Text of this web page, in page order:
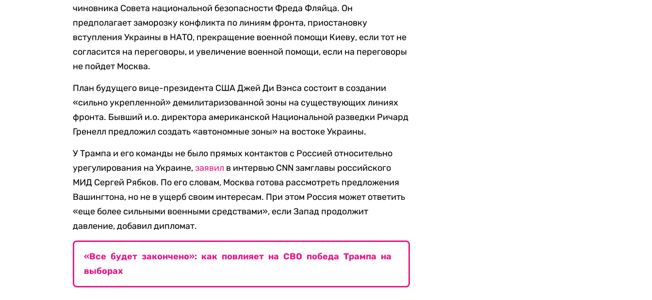
чиновника Совета национальной безопасности Фреда Фляйца. Он
предполагает заморозку конфликта по линиям фронта, приостановку
вступления Украины в НАТО, прекращение военной помощи Киеву, если тот не
согласится на переговоры, и увеличение военной помощи, если на переговоры
не пойдет Москва.
План будущего вице-президента США Джей Ди Вэнса состоит в создании
«сильно укрепленной» демилитаризованной зоны на существующих линиях
фронта. Бывший и.о. директора американской Национальной разведки Ричард
Гренелл предложил создать «автономные зоны» на востоке Украины.
У Трампа и его команды не было прямых контактов с Россией относительно
урегулирования на Украине,заявил в интервью CNN замглавы российского
МИД Сергей Рябков. По его словам, Москва готова рассмотреть предложения
Вашингтона, но не в ущерб своим интересам. При этом Россия может ответить
«еще более сильными военными средствами», если Запад продолжит
давление, добавил дипломат.
«Все будет закончено»: как повлияет на СВО победа Трампа на
выборах